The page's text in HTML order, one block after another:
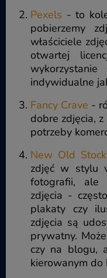
Pexels - to
pobierzemy
właściciele
otwartej
indywidualne
Fancy Crave -
dobre zdjęcia,
potrzeby
New Old Stock
zdjęć w stylu
fotografii,
zdjęcia -
plakaty czy
zdjęcia są
prywatny.
czy na blogu,
kierowanym do